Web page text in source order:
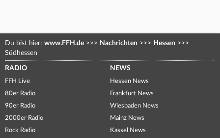
Du bist hier: www.FFH.de >>> Nachrichten >>> Hessen >>>
Südhessen
RADIO
FFH Live
80er Radio
90er Radio
2000er Radio
Rock Radio
NEWS
Hessen News
Frankfurt News
Wiesbaden News
Mainz News
Kassel News